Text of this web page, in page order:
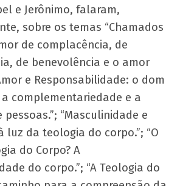
e Jerônimo, falaram,
sobre os temas “Chamados
de complacência, de
de benevolência e o amor
e Responsabilidade: o dom
complementariedade e a
“Masculinidade e
luz da teologia do corpo.”; “O
do Corpo? A
do corpo.”; “A Teologia do